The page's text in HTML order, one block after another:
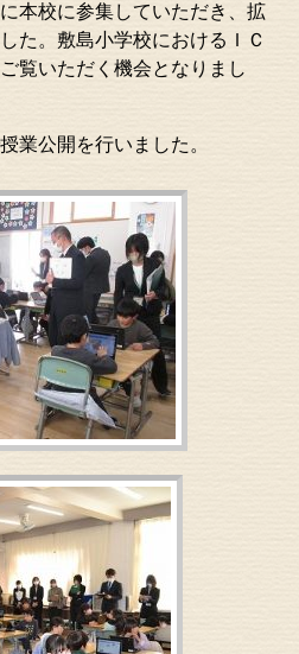
本校に参集していただき、拡
た。敷島小学校におけるＩＣ
覧いただく機会となりまし
業公開を行いました。